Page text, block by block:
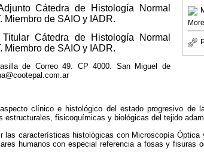
More
Cátedra de Histología Normal
Miembro de SAIO y IADR.
Titular Cátedra de Histología Normal
Miembro de SAIO y IADR.
de Correo 49. CP 4000. San Miguel de
clínico e histológico del estado progresivo de
estructurales, fisicoquímicas y biológicas del tejido
las características histológicas con Microscopía Óptica
humanos con especial referencia a fosas y fisuras